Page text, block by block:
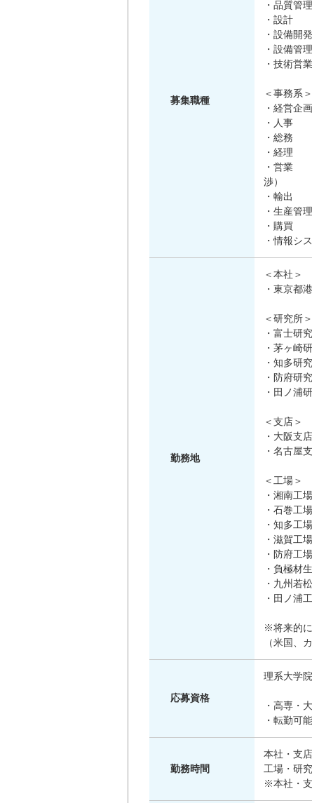
募集職種
・品質管
・設計
・設備開
・設備管
・技術営
＜事務系＞
・経営企
・人事
・総務
・経理
・営業
渉）
・輸出
・生産管
・購買
・情報シ
勤務地
＜本社＞
・東京都
＜研究所＞
・富士研
・茅ヶ崎
・知多研
・防府研
・田ノ浦
＜支店＞
・大阪支
・名古屋
＜工場＞
・湘南工
・石巻工
・知多工
・滋賀工
・防府工
・負極材
・九州若
・田ノ浦
※将来的に
（米国、
応募資格
理系大学
・高専・
・転勤可
勤務時間
本社・支
工場・研
※本社・